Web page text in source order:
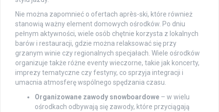
Nie można zapomnieć o ofertach après-ski, które również
stanowią ważny element domowych ośrodków. Po dniu
pełnym aktywności, wiele osób chętnie korzysta z lokalnych
barów i restauracji, gdzie można relaksować się przy
grzanym winie czy regionalnych specjałach. Wiele ośrodków
organizuje także różne eventy wieczorne, takie jak koncerty,
imprezy tematyczne czy festyny, co sprzyja integracji i
umacnia atmosferę wspólnego spędzania czasu.
Organizowane zawody snowboardowe – w wielu
ośrodkach odbywają się zawody, które przyciągają